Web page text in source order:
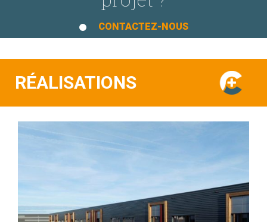
CONTACTEZ-NOUS
RÉALISATIONS